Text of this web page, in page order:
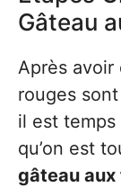
Gâteau
Après
rouges
il est temps
qu’on est
gâteau